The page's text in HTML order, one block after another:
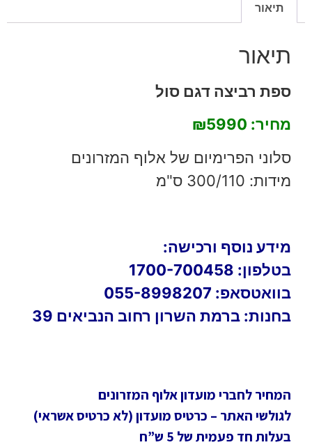
תיאור
תיאור
ספת רביצה דגם סול
מחיר: ₪5990
סלוני הפרימיום של אלוף המזרונים
מידות: 300/110 ס"מ
מידע נוסף ורכישה:
בטלפון: 1700-700458
בוואטסאפ: 055-8998207
בחנות: ברמת השרון רחוב הנביאים 39
המחיר לחברי מועדון אלוף המזרונים
לגולשי האתר – כרטיס מועדון (לא כרטיס אשראי)
בעלות חד פעמית של 5 ש”ח